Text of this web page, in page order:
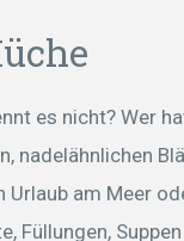
es nicht? Wer
nadelähnlichen
am Meer
Füllungen,